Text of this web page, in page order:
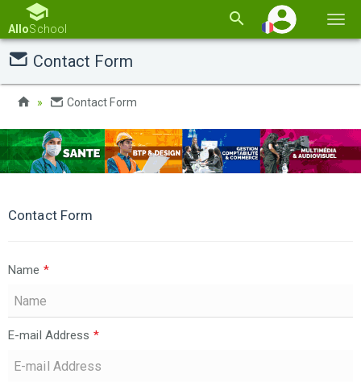
la
AlloSchool
Contact Form
Contact Form
Contact Form
Name *
E-mail Address *